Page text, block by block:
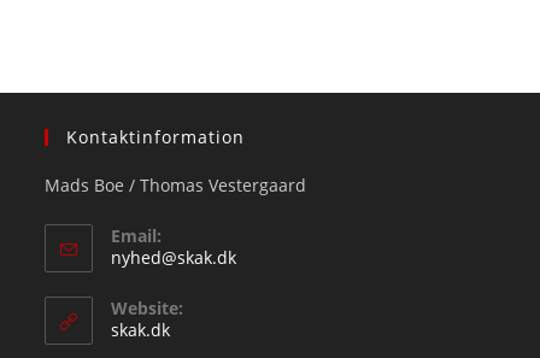
Kontaktinformation
Mads Boe / Thomas Vestergaard
Email:
nyhed@skak.dkOpens
Website:
skak.dk